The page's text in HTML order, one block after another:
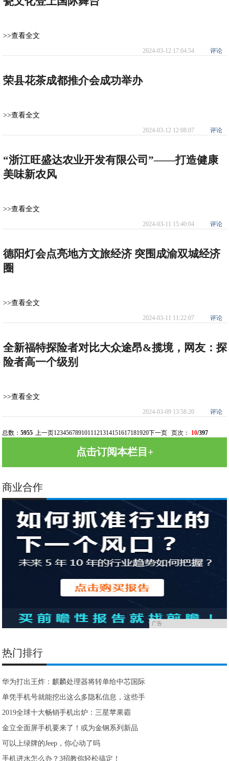
>>查看全文
2024-03-12 17:04:54 评论
荣县花茶成都推介会成功举办
>>查看全文
2024-03-12 12:08:07 评论
“浙江旺盛达农业开发有限公司”——打造健康
美味新农风
>>查看全文
2024-03-11 15:40:04 评论
德阳灯会点亮地方文旅经济 突围成渝双城经济
圈
>>查看全文
2024-03-11 11:22:07 评论
全新福特探险者对比大众途昂&揽境，网友：探
险者高一个级别
>>查看全文
2024-03-09 13:58:20 评论
总数：5955 上一页1234567891011121314151617181920下一页 页次： 10/397
点击订阅本栏目+
商业合作
广告
热门排行
华为打出王炸：麒麟处理器将转单给中芯国际
单凭手机号就能挖出这么多隐私信息，这些手
2019全球十大畅销手机出炉：三星苹果霸
金立全面屏手机要来了！或为金钢系列新品
可以上绿牌的Jeep，你心动了吗
手机进水怎么办？3招教你轻松搞定！